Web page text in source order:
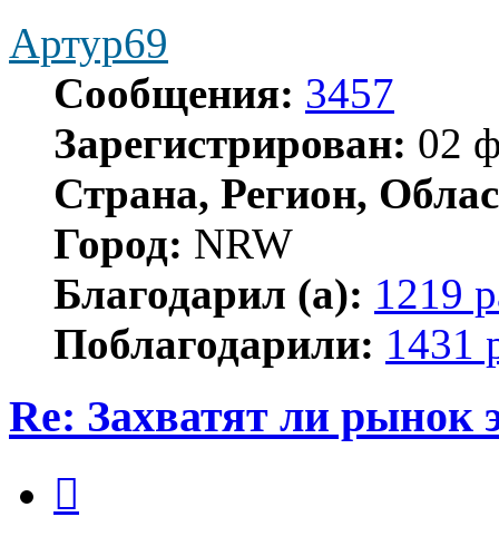
Артур69
Сообщения: 3457
Зарегистрирован: 02
Страна, Регион,
Город: NRW
Благодарил (а): 1219
Поблагодарили: 1431
Re: Захватят ли рынок